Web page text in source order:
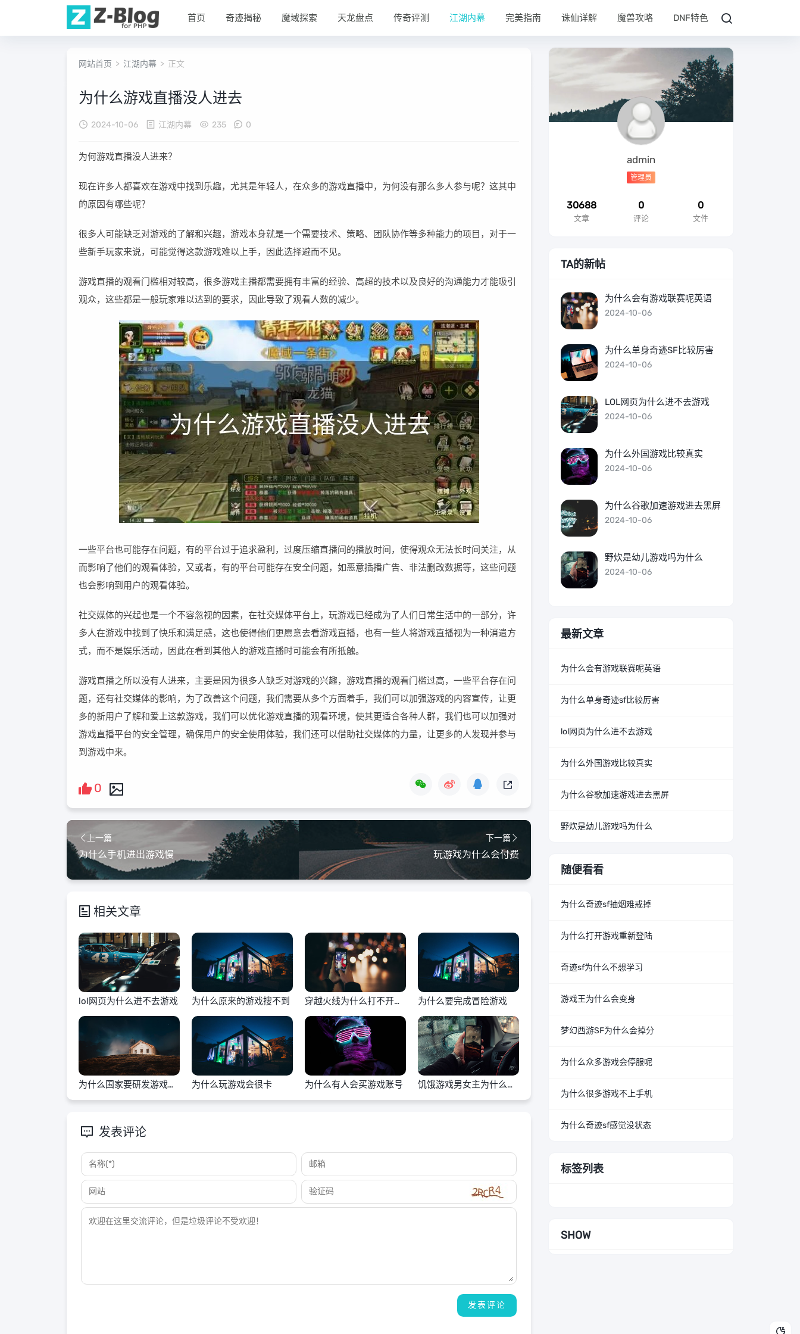
首页 奇迹揭秘 魔域探索 天龙盘点 传奇评测 江湖内幕 完美指南 诛仙详解 魔兽攻略 DNF特色
网站首页 > 江湖内幕 > 正文
为什么游戏直播没人进去
2024-10-06 江湖内幕 235 0
为何游戏直播没人进来？
现在许多人都喜欢在游戏中找到乐趣，尤其是年轻人，在众多的游戏直播中，为何没有那么多人参与呢？这其中
的原因有哪些呢？
很多人可能缺乏对游戏的了解和兴趣，游戏本身就是一个需要技术、策略、团队协作等多种能力的项目，对于一
些新手玩家来说，可能觉得这款游戏难以上手，因此选择避而不见。
游戏直播的观看门槛相对较高，很多游戏主播都需要拥有丰富的经验、高超的技术以及良好的沟通能力才能吸引
观众，这些都是一般玩家难以达到的要求，因此导致了观看人数的减少。
一些平台也可能存在问题，有的平台过于追求盈利，过度压缩直播间的播放时间，使得观众无法长时间关注，从
而影响了他们的观看体验，又或者，有的平台可能存在安全问题，如恶意插播广告、非法删改数据等，这些问题
也会影响到用户的观看体验。
社交媒体的兴起也是一个不容忽视的因素，在社交媒体平台上，玩游戏已经成为了人们日常生活中的一部分，许
多人在游戏中找到了快乐和满足感，这也使得他们更愿意去看游戏直播，也有一些人将游戏直播视为一种消遣方
式，而不是娱乐活动，因此在看到其他人的游戏直播时可能会有所抵触。
游戏直播之所以没有人进来，主要是因为很多人缺乏对游戏的兴趣，游戏直播的观看门槛过高，一些平台存在问
题，还有社交媒体的影响，为了改善这个问题，我们需要从多个方面着手，我们可以加强游戏的内容宣传，让更
多的新用户了解和爱上这款游戏，我们可以优化游戏直播的观看环境，使其更适合各种人群，我们也可以加强对
游戏直播平台的安全管理，确保用户的安全使用体验，我们还可以借助社交媒体的力量，让更多的人发现并参与
到游戏中来。
0
上一篇
为什么手机进出游戏慢
下一篇
玩游戏为什么会付费
相关文章
lol网页为什么进不去游戏 为什么原来的游戏搜不到
穿越火线为什么打不开游
戏
为什么要完成冒险游戏
为什么国家要研发游戏手
机
为什么玩游戏会很卡 为什么有人会买游戏账号
饥饿游戏男女主为什么反
目
发表评论
admin
管理员
30688
文章
0
评论
0
文件
TA的新帖
为什么会有游戏联赛呢英语
2024-10-06
为什么单身奇迹SF比较厉害
2024-10-06
LOL网页为什么进不去游戏
2024-10-06
为什么外国游戏比较真实
2024-10-06
为什么谷歌加速游戏进去黑屏
2024-10-06
野炊是幼儿游戏吗为什么
2024-10-06
最新文章
为什么会有游戏联赛呢英语
为什么单身奇迹sf比较厉害
lol网页为什么进不去游戏
为什么外国游戏比较真实
为什么谷歌加速游戏进去黑屏
野炊是幼儿游戏吗为什么
随便看看
为什么奇迹sf抽烟难戒掉
为什么打开游戏重新登陆
奇迹sf为什么不想学习
游戏王为什么会变身
梦幻西游SF为什么会掉分
为什么众多游戏会停服呢
为什么很多游戏不上手机
为什么奇迹sf感觉没状态
标签列表
SHOW